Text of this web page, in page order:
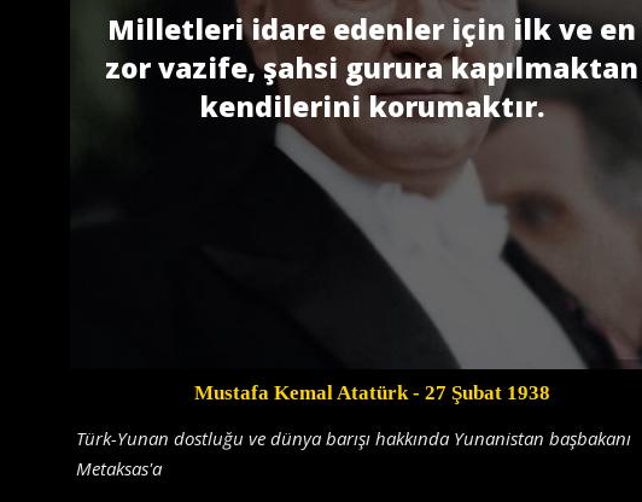
Milletleri idare edenler için ilk ve en
zor vazife, şahsi gurura kapılmaktan
kendilerini korumaktır.
Mustafa Kemal Atatürk- 27 Şubat 1938
Türk-Yunan dostluğu ve dünya barışı hakkında Yunanistan başbakanı
Metaksas'a